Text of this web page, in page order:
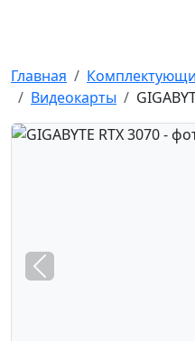
GIGABYTE
Главная
Видеокарты
Предыдущее фото